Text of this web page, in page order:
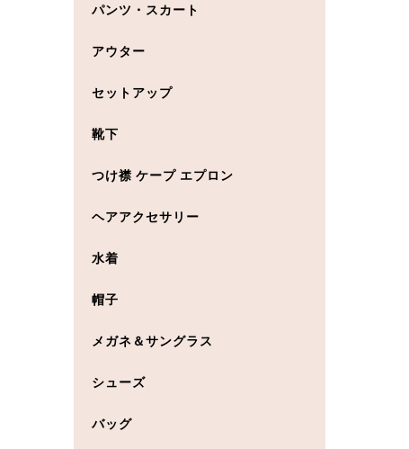
パンツ・スカート
アウター
セットアップ
靴下
つけ襟 ケープ エプロン
ヘアアクセサリー
水着
帽子
メガネ＆サングラス
シューズ
バッグ